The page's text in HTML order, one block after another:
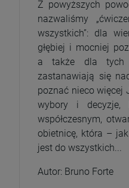
Z powyższych
nazwaliśmy
wszystkich”: dla
głębiej i mocniej
a także dla tych
zastanawiają się
poznać nieco więcej
wybory i decyzje,
współczesnym,
obietnicę, która –
jest do wszystkich...
Autor: Bruno Forte